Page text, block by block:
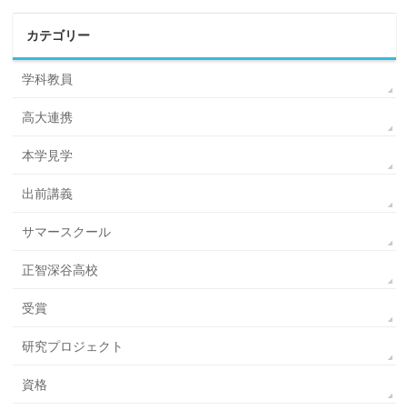
カテゴリー
学科教員
高大連携
本学見学
出前講義
サマースクール
正智深谷高校
受賞
研究プロジェクト
資格